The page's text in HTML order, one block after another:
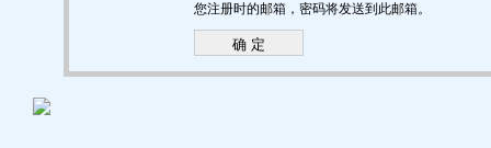
您注册时的邮箱，密码将发送到此邮箱。